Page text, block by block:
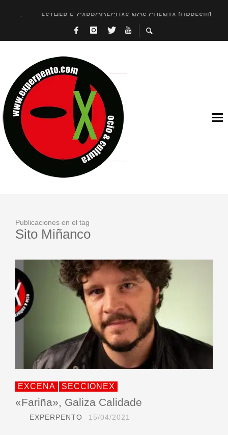
ESTHER F. CARRODEGUAS NOS CUENTA [LIBRES!!!]
[TERRA DE GUAPES] DE SANDRA MONFORT
TIMBRE 4, LA ESCUELA DEL DIRECTOR TEATRAL CLAUDIO
30 AÑOS (NO ES NADA) DE LA KATARSIS DEL TOMATAZO
MILITARES JUDÍAS EN #EXVITA
D’BALDOMEROS REINVENTAN [BITÁCORA 3.0] EN EXVITA
MARSHALL FLASH PRESENTA EN EXVITA [RELATIVA
JOFRE BARDAGÍ EN EXVITA INTERPRETANDO A SERRAT
Publicaciones en el tag
Sito Miñanco
EXCENA SECCIONEX
«Fariña», Galiza Calidade
EXPERPENTO 15/04/2021